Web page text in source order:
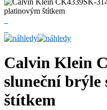
Calvin Klein
sluneční
štítkem